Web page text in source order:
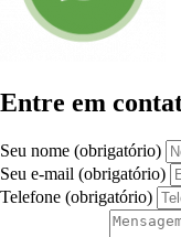
Entre em
Seu nome (obrigatório)
Seu e-mail (obrigatório)
Telefone (obrigatório)